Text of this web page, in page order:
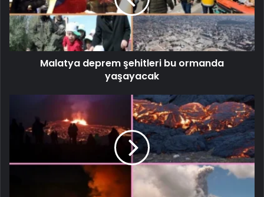
Malatya deprem şehitleri bu ormanda
yaşayacak